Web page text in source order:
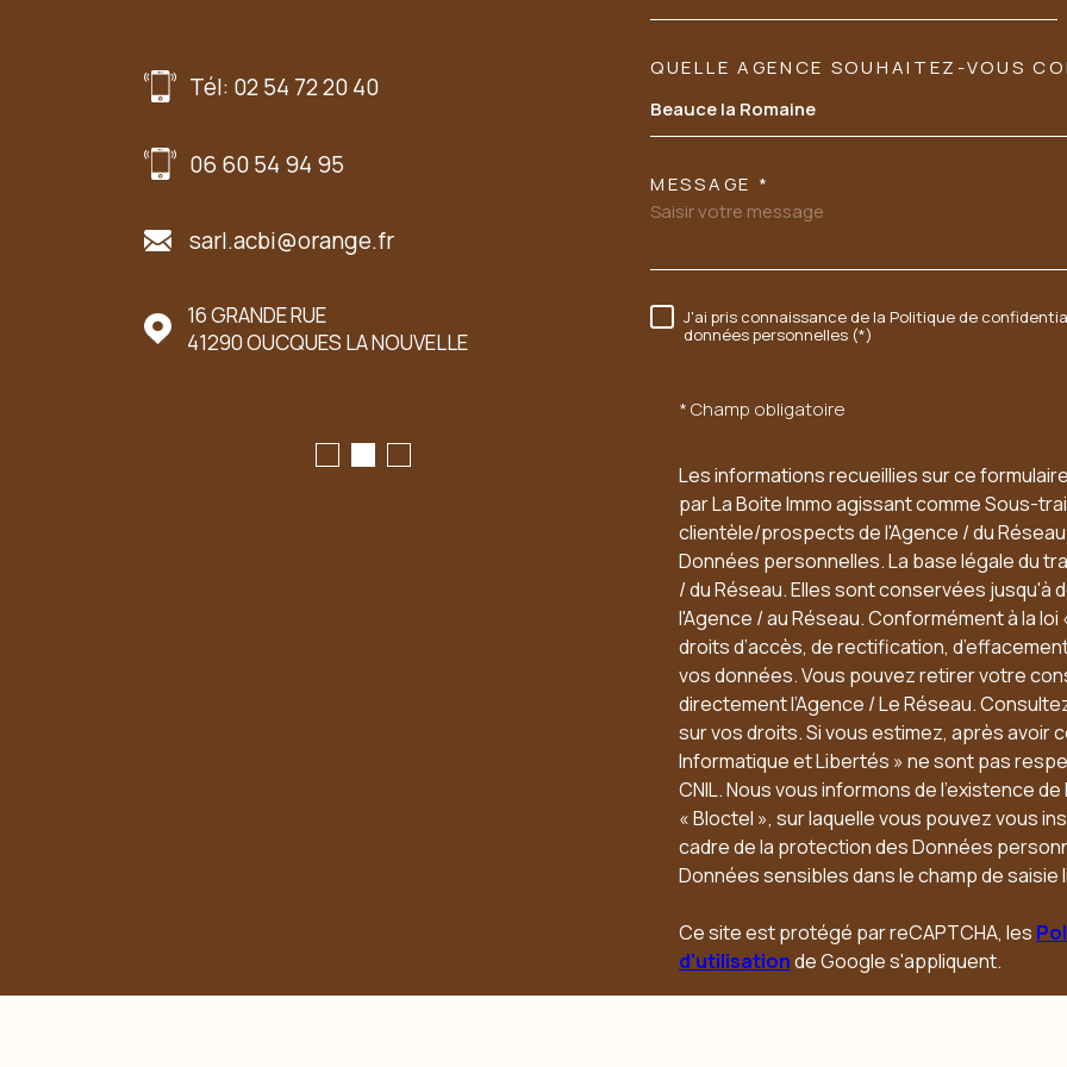
Tél: 02 54 72 20 40
06 60 54 94 95
sarl.acbi@orange.fr
16 GRANDE RUE
41290 OUCQUES LA NOUVELLE
37 FAUBOURG CHARTRAIN
VENDOME
QUELLE AGENCE SOUHAITEZ-VOUS
Beauce la Romaine
MESSAGE *
RÈGLEMENTATION
J'ai pris connaissance de la Politique de
données personnelles (*)
* Champ obligatoire
Les informations recueillies sur ce
par La Boite Immo agissant comme Sous-
clientèle/prospects de l'Agence / du
Données personnelles. La base légale du
/ du Réseau. Elles sont conservées
l'Agence / au Réseau. Conformément à la
droits d’accès, de rectification,
vos données. Vous pouvez retirer votre
directement l’Agence / Le Réseau.
sur vos droits. Si vous estimez, après avoir
Informatique et Libertés » ne sont pas
CNIL. Nous vous informons de l’existence
« Bloctel », sur laquelle vous pouvez vous
cadre de la protection des Données
Données sensibles dans le champ de saisie
Ce site est protégé par reCAPTCHA, les
d'utilisationde Google s'appliquent.